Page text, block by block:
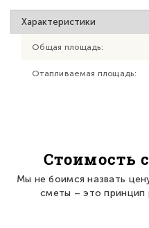
Характеристики
Общая площадь:
Отапливаемая площадь:
Стоимость
Мы не боимся назвать
сметы – это принцип